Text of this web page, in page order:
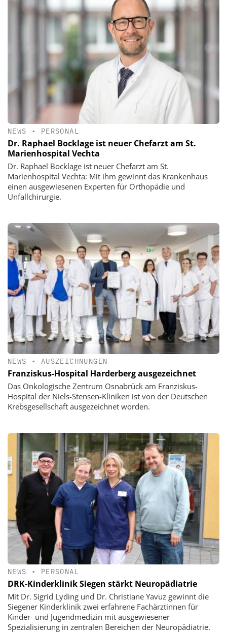
NEWS • PERSONAL
Dr. Raphael Bocklage ist neuer Chefarzt am St.
Marienhospital Vechta
Dr. Raphael Bocklage ist neuer Chefarzt am St.
Marienhospital Vechta: Mit ihm gewinnt das Krankenhaus
einen ausgewiesenen Experten für Orthopädie und
Unfallchirurgie.
NEWS • AUSZEICHNUNGEN
Franziskus-Hospital Harderberg ausgezeichnet
Das Onkologische Zentrum Osnabrück am Franziskus-
Hospital der Niels-Stensen-Kliniken ist von der Deutschen
Krebsgesellschaft ausgezeichnet worden.
NEWS • PERSONAL
DRK-Kinderklinik Siegen stärkt Neuropädiatrie
Mit Dr. Sigrid Lyding und Dr. Christiane Yavuz gewinnt die
Siegener Kinderklinik zwei erfahrene Fachärztinnen für
Kinder- und Jugendmedizin mit ausgewiesener
Spezialisierung in zentralen Bereichen der Neuropädiatrie.